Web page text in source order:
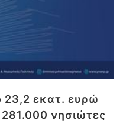
23,2 εκατ. ευρώ
νησιώτες